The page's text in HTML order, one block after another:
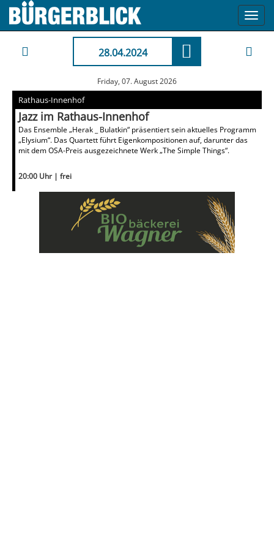
28.04.2024
Friday, 07. August 2026
Rathaus-Innenhof
Jazz im Rathaus-Innenhof
Das Ensemble „Herak _ Bulatkin“ präsentiert sein aktuelles Programm
„Elysium“. Das Quartett führt Eigenkompositionen auf, darunter das
mit dem OSA-Preis ausgezeichnete Werk „The Simple Things“.
20:00 Uhr | frei